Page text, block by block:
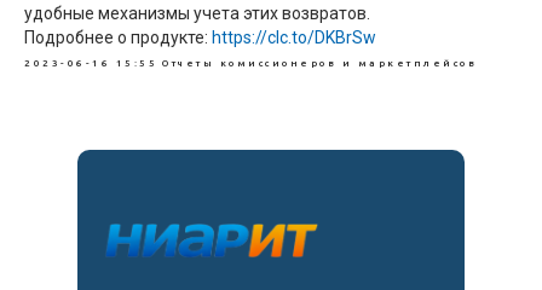
удобные механизмы учета этих возвратов.
Подробнее о продукте: https://clc.to/DKBrSw
2023-06-16 15:55 Отчеты комиссионеров и маркетплейсов